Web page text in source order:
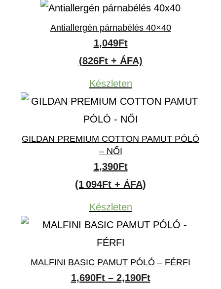
Antiallergén párnabélés 40×40
1,049Ft
(826Ft + ÁFA)
Készleten
GILDAN PREMIUM COTTON PAMUT PÓLÓ
– NŐI
1,390Ft
(1 094Ft + ÁFA)
Készleten
MALFINI BASIC PAMUT PÓLÓ – FÉRFI
1,690Ft – 2,190FtÁrtartomány: